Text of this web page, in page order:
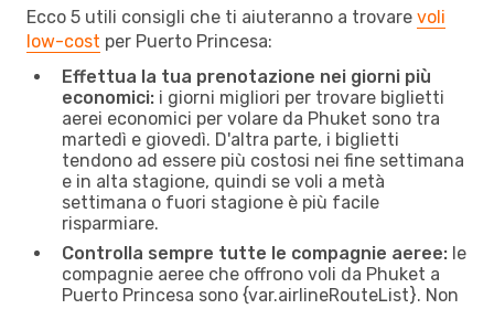
Ecco 5 utili consigli che ti aiuteranno a trovare voli
low-cost per Puerto Princesa:
Effettua la tua prenotazione nei giorni più
economici: i giorni migliori per trovare biglietti
aerei economici per volare da Phuket sono tra
martedì e giovedì. D'altra parte, i biglietti
tendono ad essere più costosi nei fine settimana
e in alta stagione, quindi se voli a metà
settimana o fuori stagione è più facile
risparmiare.
Controlla sempre tutte le compagnie aeree: le
compagnie aeree che offrono voli da Phuket a
Puerto Princesa sono {​var.airlineRouteList}. Non